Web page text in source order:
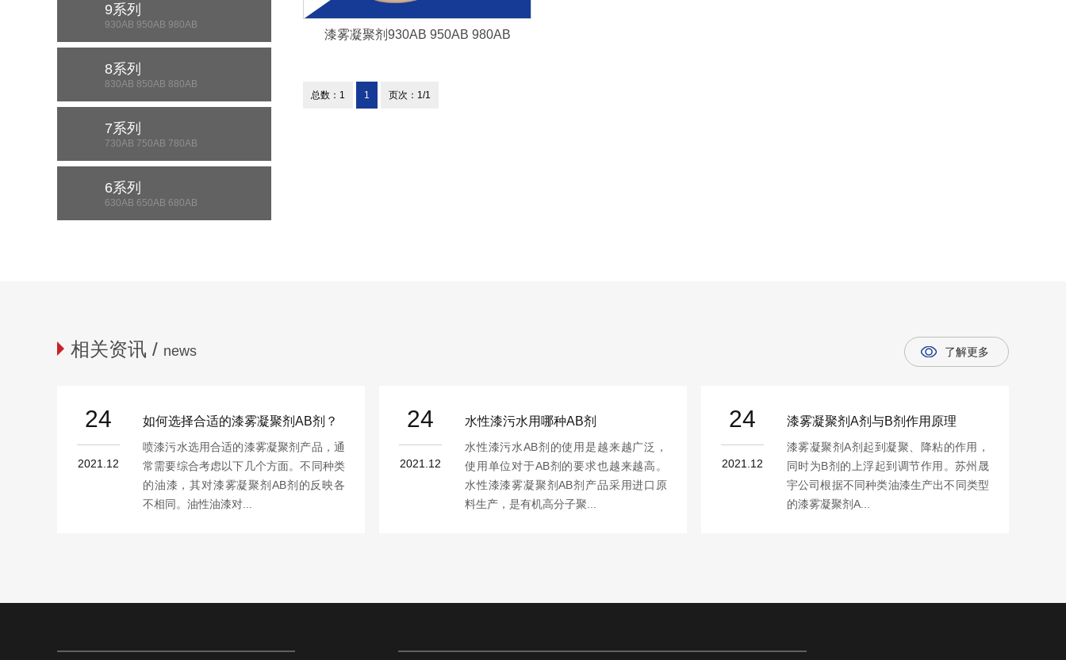
9系列
930AB 950AB 980AB
8系列
830AB 850AB 880AB
7系列
730AB 750AB 780AB
6系列
630AB 650AB 680AB
漆雾凝聚剂930AB 950AB 980AB
总数：1 1 页次：1/1
相关资讯 / news 了解更多
24
2021.12
如何选择合适的漆雾凝聚剂AB剂？
喷漆污水选用合适的漆雾凝聚剂产品，通
常需要综合考虑以下几个方面。不同种类
的油漆，其对漆雾凝聚剂AB剂的反映各
不相同。油性油漆对...
24
2021.12
水性漆污水用哪种AB剂
水性漆污水AB剂的使用是越来越广泛，
使用单位对于AB剂的要求也越来越高。
水性漆漆雾凝聚剂AB剂产品采用进口原
料生产，是有机高分子聚...
24
2021.12
漆雾凝聚剂A剂与B剂作用原理
漆雾凝聚剂A剂起到凝聚、降粘的作用，
同时为B剂的上浮起到调节作用。苏州晟
宇公司根据不同种类油漆生产出不同类型
的漆雾凝聚剂A...